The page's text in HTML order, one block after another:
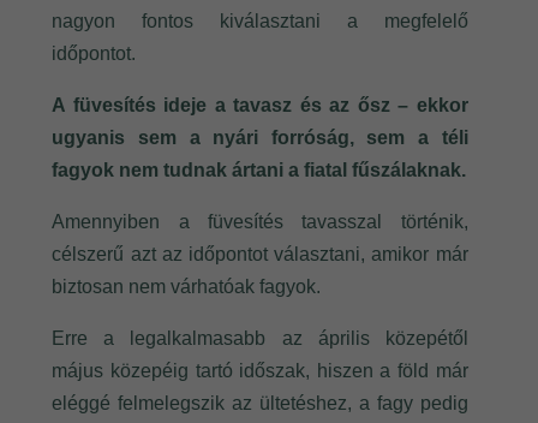
nagyon fontos kiválasztani a megfelelő
időpontot.
A füvesítés ideje a tavasz és az ősz – ekkor
ugyanis sem a nyári forróság, sem a téli
fagyok nem tudnak ártani a fiatal fűszálaknak.
Amennyiben a füvesítés tavasszal történik,
célszerű azt az időpontot választani, amikor már
biztosan nem várhatóak fagyok.
Erre a legalkalmasabb az április közepétől
május közepéig tartó időszak, hiszen a föld már
eléggé felmelegszik az ültetéshez, a fagy pedig